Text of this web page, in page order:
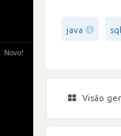
Novo!
java sql
Visão